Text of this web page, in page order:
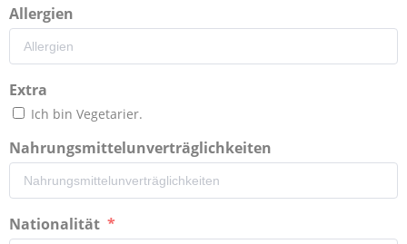
Allergien
Extra
Ich bin Vegetarier.
Nahrungsmittelunverträglichkeiten
Nationalität